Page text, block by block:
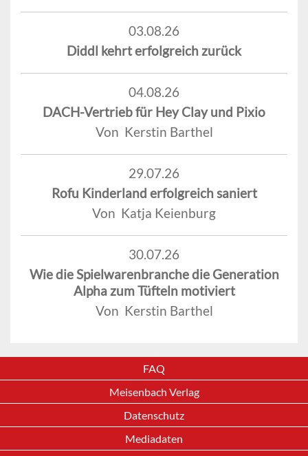
03.08.26
Diddl kehrt erfolgreich zurück
04.08.26
DACH-Vertrieb für Hey Clay und Pixio
Von Kerstin Barthel
29.07.26
Rofu Kinderland erfolgreich saniert
Von Katja Keienburg
30.07.26
Wie die Spielwarenbranche die Generation
Alpha zum Tüfteln motiviert
Von Kerstin Barthel
FAQ
Meisenbach Verlag
Datenschutz
Mediadaten